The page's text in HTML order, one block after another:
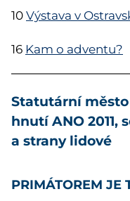
10 Výstava v
16 Kam o adventu?
Statutární
hnutí ANO 2011,
a strany lidové
PRIMÁTOREM JE